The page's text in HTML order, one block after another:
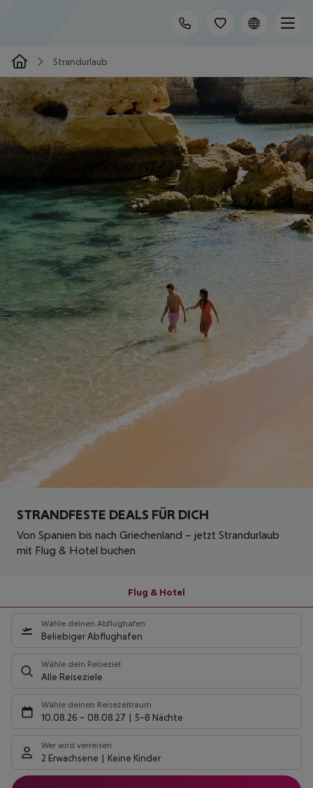
Strandurlaub
STRANDFESTE DEALS FÜR DICH
Von Spanien bis nach Griechenland – jetzt Strandurlaub
mit Flug & Hotel buchen
Flug & Hotel
Wähle deinen Abflughafen
Beliebiger Abflughafen
Wähle dein Reiseziel
Alle Reiseziele
Wähle deinen Reisezeitraum
10.08.26 – 08.08.27 5-8 Nächte
Wer wird verreisen
2 Erwachsene Keine Kinder